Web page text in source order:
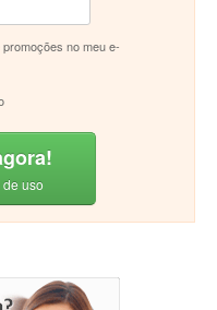
no meu e-
uso